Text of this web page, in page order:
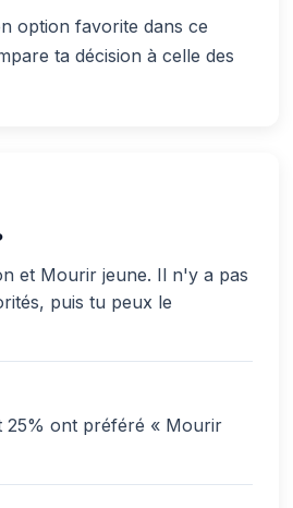
option favorite dans ce
ta décision à celle des
et Mourir jeune. Il n'y a pas
puis tu peux le
25% ont préféré « Mourir